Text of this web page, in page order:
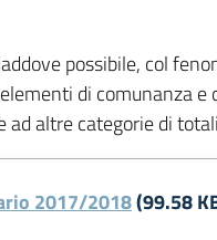
possibile, col
di comunanza
ad altre categorie di
2017/2018(99.58